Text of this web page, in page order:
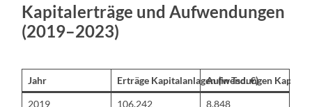
Kapitalerträge und Aufwendungen
(2019–2023)
Jahr Erträge Kapitalanlagen (in Tsd. €)
Aufwendungen
2019
106.242
8.848